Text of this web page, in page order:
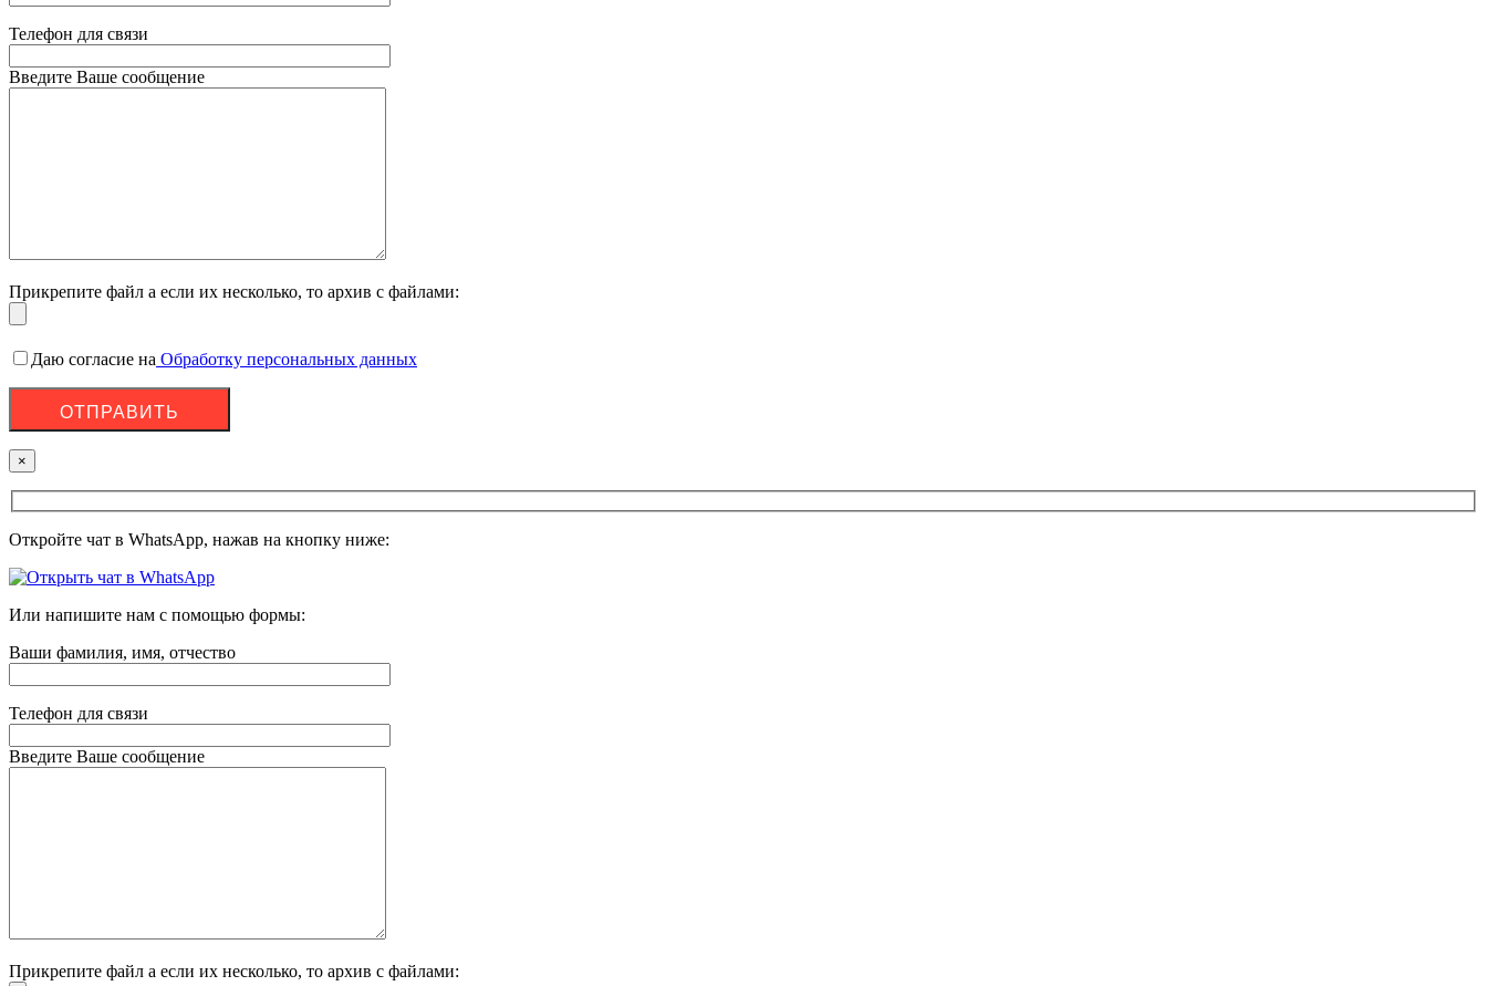
Телефон для связи
Введите Ваше сообщение
Прикрепите файл а если их несколько, то архив с файлами:
Даю согласие на Обработку персональных данных
×
Откройте чат в WhatsApp, нажав на кнопку ниже:
Или напишите нам с помощью формы:
Ваши фамилия, имя, отчество
Телефон для связи
Введите Ваше сообщение
Прикрепите файл а если их несколько, то архив с файлами: